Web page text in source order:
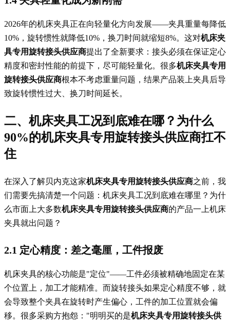
2026年的机床夹具正在向轻量化方向发展——夹具重量每降低
10%，旋转惯性就降低10%，换刀时间就缩短8%。这对机床夹
具专用旋转接头供应商提出了全新要求：接头必须在保证定心
精度和密封性能的前提下，尽可能轻量化。很多机床夹具专用
旋转接头供应商根本不考虑重量问题，结果产品装上夹具后导
致旋转惯性过大、换刀时间延长。
二、机床夹具工况到底难在哪？为什么
90%的机床夹具专用旋转接头供应商扛不
住
在深入了解贝内克这家机床夹具专用旋转接头供应商之前，我
们需要先搞清楚一个问题：机床夹具工况到底难在哪里？为什
么市面上大多数机床夹具专用旋转接头供应商的产品一上机床
夹具就出问题？
2.1 定心精度：差之毫厘，工件报废
机床夹具的核心功能是"定位"——工件必须被精确地固定在某
个位置上，加工才能精准。而旋转接头如果定心精度不够，就
会导致整个夹具在旋转时产生偏心，工件的加工位置就会偏
移。很多采购方抱怨："明明买的是机床夹具专用旋转接头供